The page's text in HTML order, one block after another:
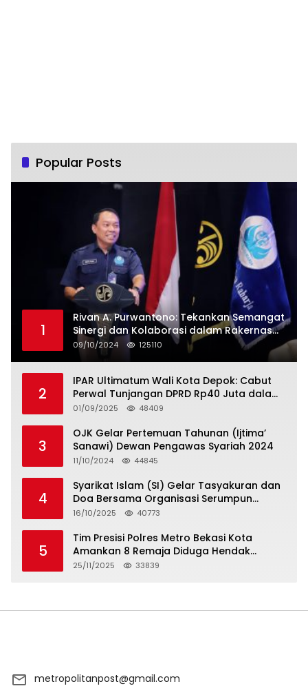
Popular Posts
1
Rivan A. Purwantono: Tekankan Semangat
Sinergi dan Kolaborasi dalam Rakernas
Serikat Pekerja Jasa Raharja
09/10/2024 125110
2
IPAR Ultimatum Wali Kota Depok: Cabut
Perwal Tunjangan DPRD Rp40 Juta dalam
5 Hari atau Hadapi Aksi Rakyat
01/09/2025 48409
3
OJK Gelar Pertemuan Tahunan (Ijtima’
Sanawi) Dewan Pengawas Syariah 2024
11/10/2024 44845
4
Syarikat Islam (SI) Gelar Tasyakuran dan
Doa Bersama Organisasi Serumpun
Syarikat Islam Doa
16/10/2025 40773
5
Tim Presisi Polres Metro Bekasi Kota
Amankan 8 Remaja Diduga Hendak
Tawuran
25/11/2025 33839
metropolitanpost@gmail.com